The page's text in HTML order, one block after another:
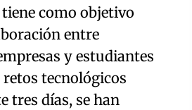
como objetivo
entre
y estudiantes
tecnológicos
tres días, se han